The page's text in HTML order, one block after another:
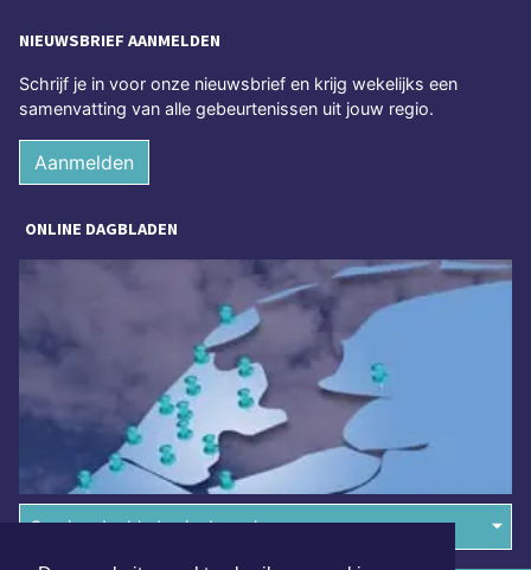
NIEUWSBRIEF AANMELDEN
Schrijf je in voor onze nieuwsbrief en krijg wekelijks een
samenvatting van alle gebeurtenissen uit jouw regio.
Aanmelden
ONLINE DAGBLADEN
Overige dagbladen in de regio